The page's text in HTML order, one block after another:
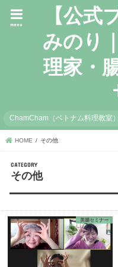
【公式
みのり
理家・
menu
ChamCham（ベトナム料理教室）
HOME その他
その他
美腸セミナー